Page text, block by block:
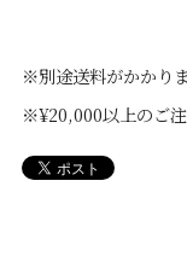
※別途送料がかかりま
※¥20,000以上のご注